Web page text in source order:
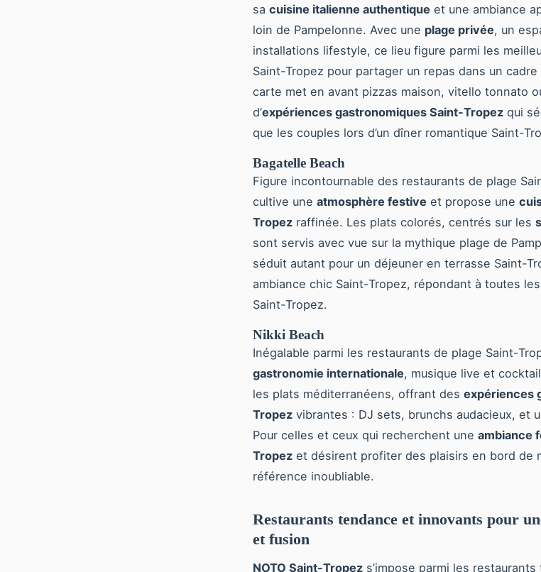
sa cuisine italienne authentique et une ambiance
loin de Pampelonne. Avec une plage privée, un
installations lifestyle, ce lieu figure parmi les
Saint-Tropez pour partager un repas dans un
carte met en avant pizzas maison, vitello tonnato
d’expériences gastronomiques Saint-Tropez qui
que les couples lors d’un dîner romantique Saint-
Bagatelle Beach
Figure incontournable des restaurants de plage
cultive une atmosphère festive et propose une
Tropez raffinée. Les plats colorés, centrés sur les
sont servis avec vue sur la mythique plage de
séduit autant pour un déjeuner en terrasse Saint-
ambiance chic Saint-Tropez, répondant à toutes
Saint-Tropez.
Nikki Beach
Inégalable parmi les restaurants de plage Saint-
gastronomie internationale, musique live et
les plats méditerranéens, offrant des expériences
Tropez vibrantes : DJ sets, brunchs audacieux, et
Pour celles et ceux qui recherchent une ambiance
Tropez et désirent profiter des plaisirs en bord de
référence inoubliable.
Restaurants tendance et innovants pour
et fusion
NOTO Saint-Tropez s’impose parmi les